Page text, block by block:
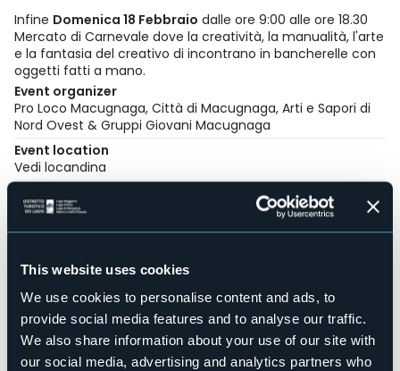
This website uses cookies
We use cookies to personalise content and ads, to
provide social media features and to analyse our traffic.
We also share information about your use of our site with
our social media, advertising and analytics partners who
Infine Domenica 18 Febbraio dalle ore 9:00 alle ore 18.30
Mercato di Carnevale dove la creatività, la manualità, l'arte
e la fantasia del creativo di incontrano in bancherelle con
oggetti fatti a mano.
Event organizer
Pro Loco Macugnaga, Città di Macugnaga, Arti e Sapori di
Nord Ovest & Gruppi Giovani Macugnaga
Event location
Vedi locandina
+39 0324 65119
E-mail
iat@comune.macugnaga.vb.it
Website
https://macugnaga-
monterosa.com/associazioni/361786/pro-loco-
macugnaga